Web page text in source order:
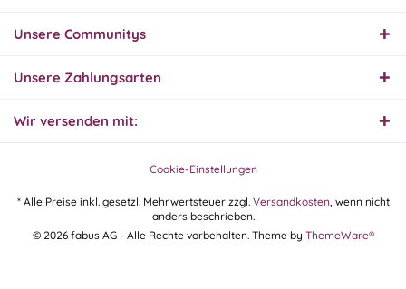
30.07.26
29.07.26▼
Unsere Communitys
Unsere Zahlungsarten
Wir versenden mit:
Cookie-Einstellungen
* Alle Preise inkl. gesetzl. Mehrwertsteuer zzgl. Versandkosten, wenn nicht
anders beschrieben.
© 2026 fabus AG - Alle Rechte vorbehalten. Theme by ThemeWare®